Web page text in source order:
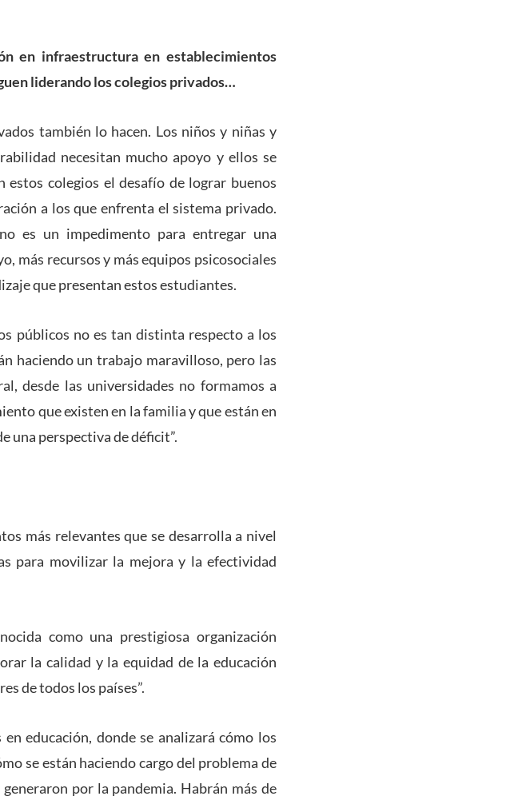
en infraestructura en establecimientos
liderando los colegios privados…
también lo hacen. Los niños y niñas y
necesitan mucho apoyo y ellos se
colegios el desafío de lograr buenos
a los que enfrenta el sistema privado.
es un impedimento para entregar una
más recursos y más equipos psicosociales
que presentan estos estudiantes.
públicos no es tan distinta respecto a los
haciendo un trabajo maravilloso, pero las
desde las universidades no formamos a
que existen en la familia y que están en
una perspectiva de déficit”.
más relevantes que se desarrolla a nivel
para movilizar la mejora y la efectividad
como una prestigiosa organización
la calidad y la equidad de la educación
de todos los países”.
educación, donde se analizará cómo los
se están haciendo cargo del problema de
por la pandemia. Habrán más de